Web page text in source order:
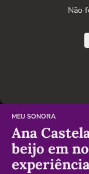
Não
MEU SONORA
Ana
beijo em